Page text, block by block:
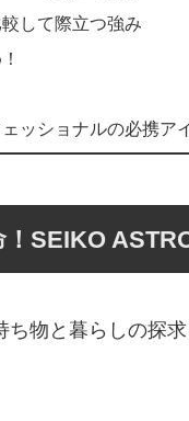
して際立つ強み
ッショナルの必携ア
SEIKO
物と暮らしの探